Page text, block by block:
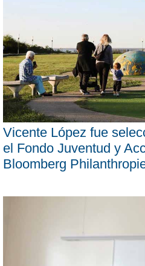
Vicente López fue
el Fondo Juventud y
Bloomberg